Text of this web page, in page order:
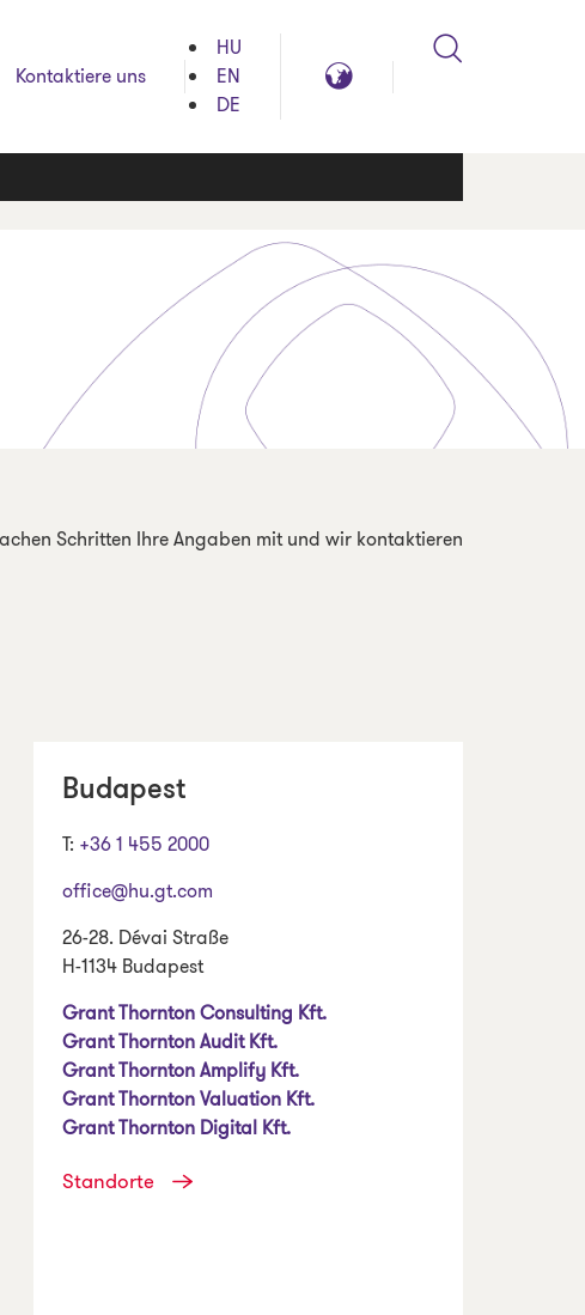
Kontaktiere uns
HU
EN
DE
Global
Schritten Ihre Angaben mit und wir kontaktieren
Budapest
T: +36 1 455 2000
office@hu.gt.com
26-28. Dévai Straße
H-1134 Budapest
Grant Thornton Consulting Kft.
Grant Thornton Audit Kft.
Grant Thornton Amplify Kft.
Grant Thornton Valuation Kft.
Grant Thornton Digital Kft.
Standorte